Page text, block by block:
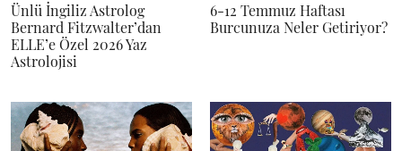
Ünlü İngiliz Astrolog
Bernard Fitzwalter’dan
ELLE’e Özel 2026 Yaz
Astrolojisi
6-12 Temmuz Haftası
Burcunuza Neler Getiriyor?